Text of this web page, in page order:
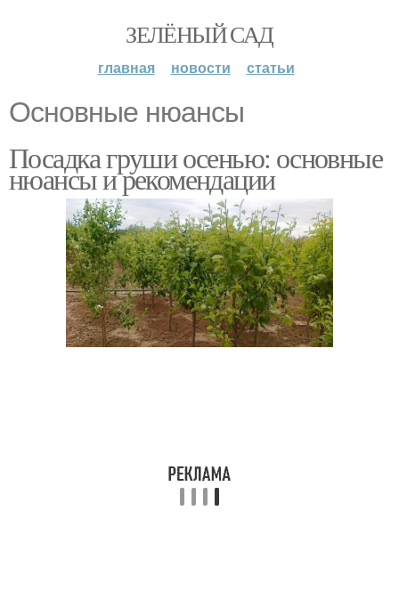
ЗЕЛЁНЫЙ САД
главная новости статьи
Основные нюансы
Посадка груши осенью: основные
нюансы и рекомендации